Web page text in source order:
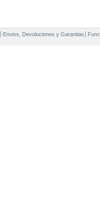
Envios, Devoluciones y Garantias